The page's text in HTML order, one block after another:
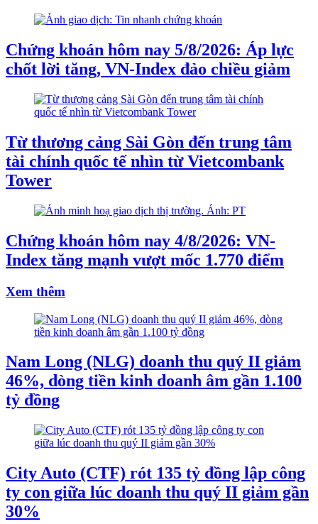
Chứng khoán hôm nay 5/8/2026: Áp lực
chốt lời tăng, VN-Index đảo chiều giảm
Từ thương cảng Sài Gòn đến trung tâm
tài chính quốc tế nhìn từ Vietcombank
Tower
Chứng khoán hôm nay 4/8/2026: VN-
Index tăng mạnh vượt mốc 1.770 điểm
Xem thêm
Nam Long (NLG) doanh thu quý II giảm
46%, dòng tiền kinh doanh âm gần 1.100
tỷ đồng
City Auto (CTF) rót 135 tỷ đồng lập công
ty con giữa lúc doanh thu quý II giảm gần
30%